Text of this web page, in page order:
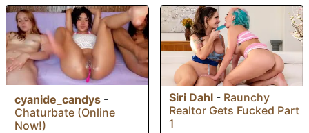
cyanide_candys -
Chaturbate (Online
Now!)
Siri Dahl - Raunchy
Realtor Gets Fucked Part
1